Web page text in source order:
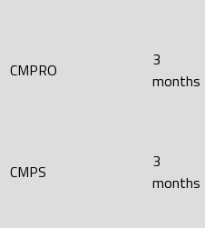
CMPRO
3
months
CMPS
3
months